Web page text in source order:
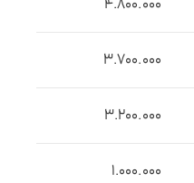
3.700.000
3.200.000
1.000.000